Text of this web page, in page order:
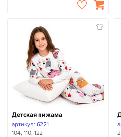
Детская пижама
артикул: 6221
104, 110, 122